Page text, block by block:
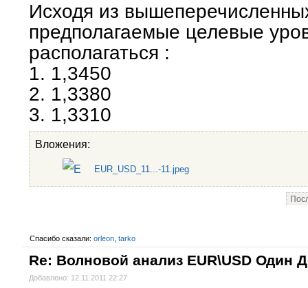
Исходя из
предполагаемые целевые
располагаться :
1. 1,3450
2. 1,3380
3. 1,3310
Вложения:
EUR_USD_11...-11.jpeg
Спасибо сказали: orleon tarko
Re: Волновой анализ EUR\USD Один
Добавлено: 12.11.2011 22:27